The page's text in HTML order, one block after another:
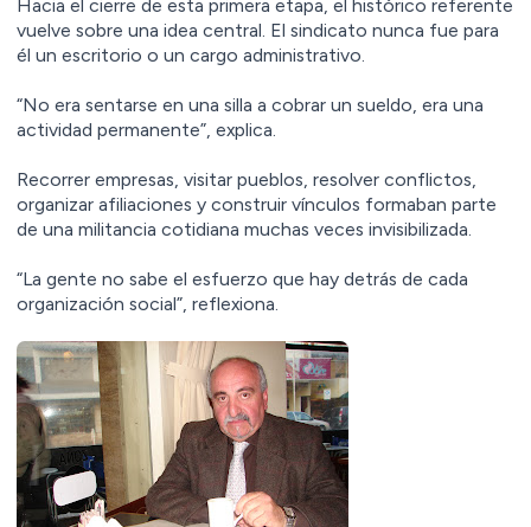
Hacia el cierre de esta primera etapa, el histórico referente
vuelve sobre una idea central. El sindicato nunca fue para
él un escritorio o un cargo administrativo.
“No era sentarse en una silla a cobrar un sueldo, era una
actividad permanente”, explica.
Recorrer empresas, visitar pueblos, resolver conflictos,
organizar afiliaciones y construir vínculos formaban parte
de una militancia cotidiana muchas veces invisibilizada.
“La gente no sabe el esfuerzo que hay detrás de cada
organización social”, reflexiona.